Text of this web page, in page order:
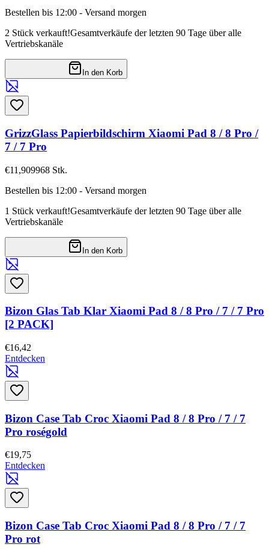
Bestellen bis 12:00 - Versand morgen
2 Stück verkauft!Gesamtverkäufe der letzten 90 Tage über alle
Vertriebskanäle
In den Korb
GrizzGlass Papierbildschirm Xiaomi Pad 8 / 8 Pro /
7 / 7 Pro
€11,909968 Stk.
Bestellen bis 12:00 - Versand morgen
1 Stück verkauft!Gesamtverkäufe der letzten 90 Tage über alle
Vertriebskanäle
In den Korb
Bizon Glas Tab Klar Xiaomi Pad 8 / 8 Pro / 7 / 7 Pro
[2 PACK]
€16,42
Entdecken
Bizon Case Tab Croc Xiaomi Pad 8 / 8 Pro / 7 / 7
Pro roségold
€19,75
Entdecken
Bizon Case Tab Croc Xiaomi Pad 8 / 8 Pro / 7 / 7
Pro rot